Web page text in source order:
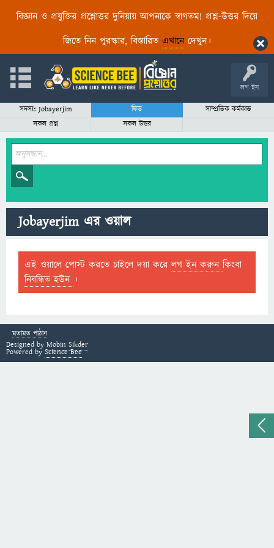
বিজ্ঞান ও প্রযুক্তির প্রশ্নোত্তর দুনিয়ায় আপনাকে স্বাগতম! প্রশ্ন-উত্তর দিয়ে
জিতে নিন পুরস্কার, বিস্তারিত এখানেদেখুন।
লগ ইন
সদস্যঃ Jobayerjim ফিড
সাম্প্রতিক কর্মকান্ড
সকল প্রশ্ন
সকল উত্তর
Jobayerjim এর ওয়াল
এই ওয়ালে পোস্ট করতে চাইলে দয়া করেলগ ইন করুনকিংবা
নিবন্ধিত হউন ।
মতামত পাঠান
Designed by Mobin Sikder
Powered by Science Bee